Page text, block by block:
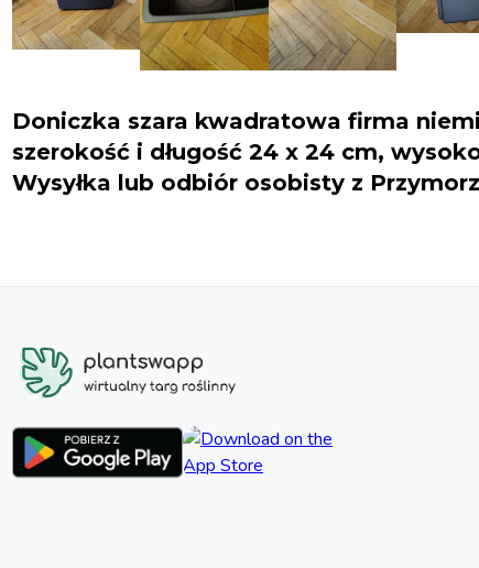
Doniczka szara kwadratowa firma
szerokość i długość 24 x 24 cm,
Wysyłka lub odbiór osobisty z